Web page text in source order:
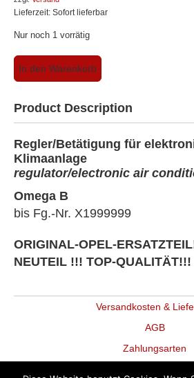
Lieferzeit: Sofort lieferbar
Nur noch 1 vorrätig
Opel
Omega
-
Regler/Betätigung
für
elektr.
(Original-
Opel)
In den Warenkorb
Product Description
Regler/Betätigung für
Klimaanlage
regulator/electronic air
Omega B
bis Fg.-Nr. X1999999
ORIGINAL-OPEL-
NEUTEIL !!! TOP-QUALITÄT!!!
Versandkosten &
AGB
Zahlungsarten